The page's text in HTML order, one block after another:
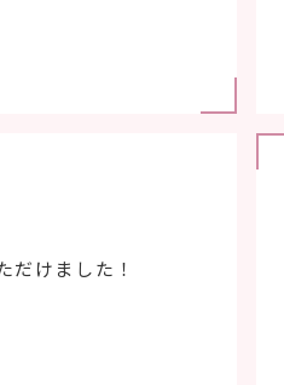
だけました！